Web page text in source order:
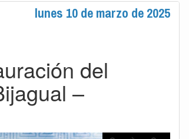
lunes 10 de marzo de 2025
del
–